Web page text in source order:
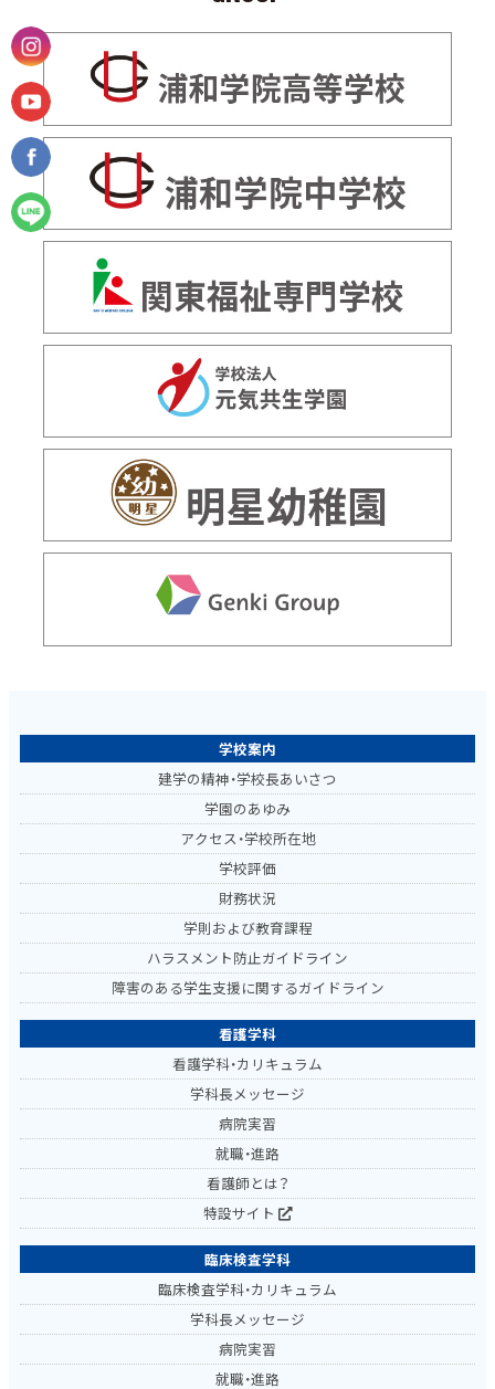
学校案内
建学の精神・学校長あいさつ
学園のあゆみ
アクセス・学校所在地
学校評価
財務状況
学則および教育課程
ハラスメント防止ガイドライン
障害のある学生支援に関するガイドライン
看護学科
看護学科・カリキュラム
学科長メッセージ
病院実習
就職・進路
看護師とは？
特設サイト
臨床検査学科
臨床検査学科・カリキュラム
学科長メッセージ
病院実習
就職・進路